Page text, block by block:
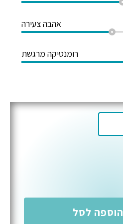
אהבה צעירה
רומנטיקה מרגשת
הוספה לסל